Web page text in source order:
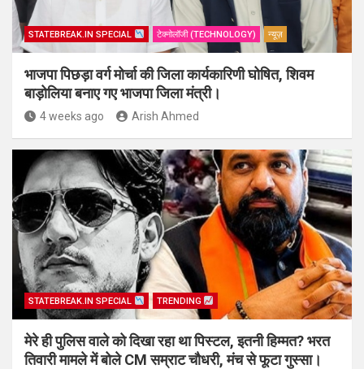
STATEBREAK.IN SPECIAL टेक्नोलॉजी (TECHNOLOGY) न्यूज़
भाजपा पिछड़ा वर्ग मोर्चा की जिला कार्यकारिणी घोषित, शिवम
बाड़ोलिया बनाए गए भाजपा जिला मंत्री।
4 weeks ago Arish Ahmed
STATEBREAK.IN SPECIAL TRENDING
मेरे ही पुलिस वाले को दिखा रहा था पिस्टल, इतनी हिम्मत? भरत
तिवारी मामले में बोले CM सम्राट चौधरी, मंच से फूटा गुस्सा।